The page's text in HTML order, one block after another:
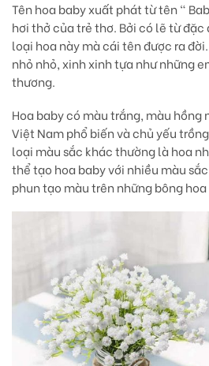
Tên hoa baby xuất phát từ tên “
hơi thở của trẻ thơ. Bởi có lẽ từ
loại hoa này mà cái tên được ra
nhỏ nhỏ, xinh xinh tựa như những
thương.
Hoa baby có màu trắng, màu hồng
Việt Nam phổ biến và chủ yếu
loại màu sắc khác thường là hoa
thể tạo hoa baby với nhiều màu
phun tạo màu trên những bông